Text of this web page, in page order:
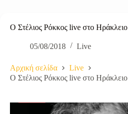
O Στέλιος Ρόκκος live στο Ηράκλειο
05/08/2018 Live
Αρχική σελίδα
Live
O Στέλιος Ρόκκος live στο Ηράκλειο